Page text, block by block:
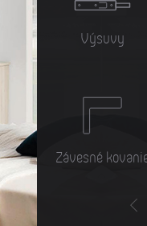
Výsuvy
Závesné